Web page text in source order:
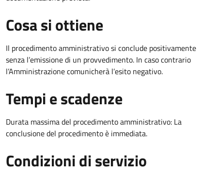
Cosa si ottiene
Il procedimento amministrativo si conclude positivamente
senza l’emissione di un provvedimento. In caso contrario
l’Amministrazione comunicherà l’esito negativo.
Tempi e scadenze
Durata massima del procedimento amministrativo: La
conclusione del procedimento è immediata.
Condizioni di servizio